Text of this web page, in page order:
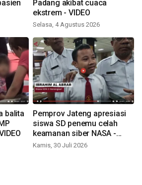
Padang akibat cuaca
ekstrem - VIDEO
Selasa, 4 Agustus 2026
balita
Pemprov Jateng apresiasi
siswa SD penemu celah
keamanan siber NASA -
VIDEO
Kamis, 30 Juli 2026